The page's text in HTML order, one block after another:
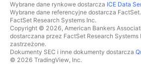
Wybrane dane rynkowe dostarcza ICE Data
Wybrane dane referencyjne dostarcza
FactSet Research Systems Inc.
Copyright © 2026, American Bankers
dostarczana przez FactSet Research Systems
zastrzeżone.
Dokumenty SEC i inne dokumenty dostarcza
© 2026 TradingView, Inc.